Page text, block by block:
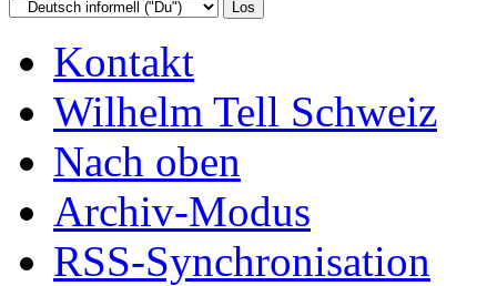
Kontakt
Wilhelm Tell Schweiz
Nach oben
Archiv-Modus
RSS-Synchronisation